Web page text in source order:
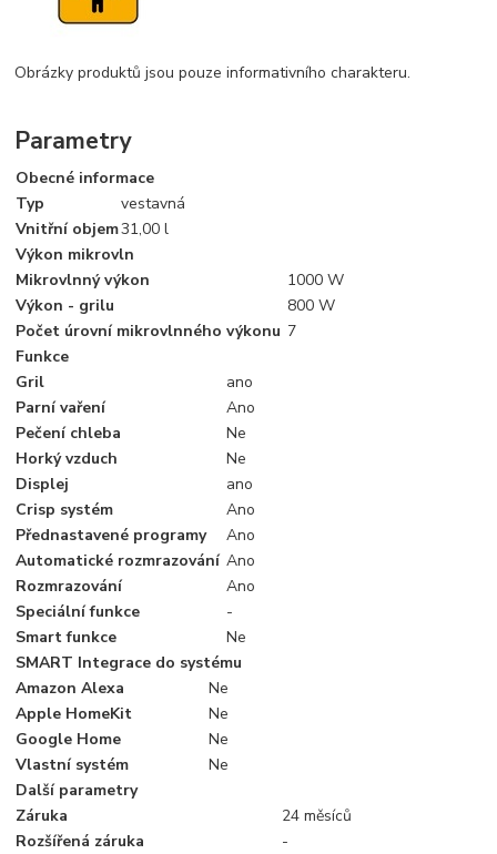
Obrázky produktů jsou pouze informativního charakteru.
Parametry
Obecné informace
Typ
vestavná
Vnitřní objem31,00 l
Výkon mikrovln
Mikrovlnný výkon
1000 W
Výkon - grilu
800 W
Počet úrovní mikrovlnného výkonu 7
Funkce
Gril
ano
Parní vaření
Ano
Pečení chleba
Ne
Horký vzduch
Ne
Displej
ano
Crisp systém
Ano
Přednastavené programy
Ano
Automatické rozmrazování Ano
Rozmrazování
Ano
Speciální funkce
-
Smart funkce
Ne
SMART Integrace do systému
Amazon Alexa
Ne
Apple HomeKit
Ne
Google Home
Ne
Vlastní systém
Ne
Další parametry
Záruka
24 měsíců
Rozšířená záruka
-